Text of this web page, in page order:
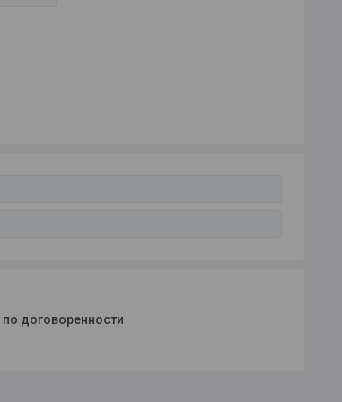
по договоренности